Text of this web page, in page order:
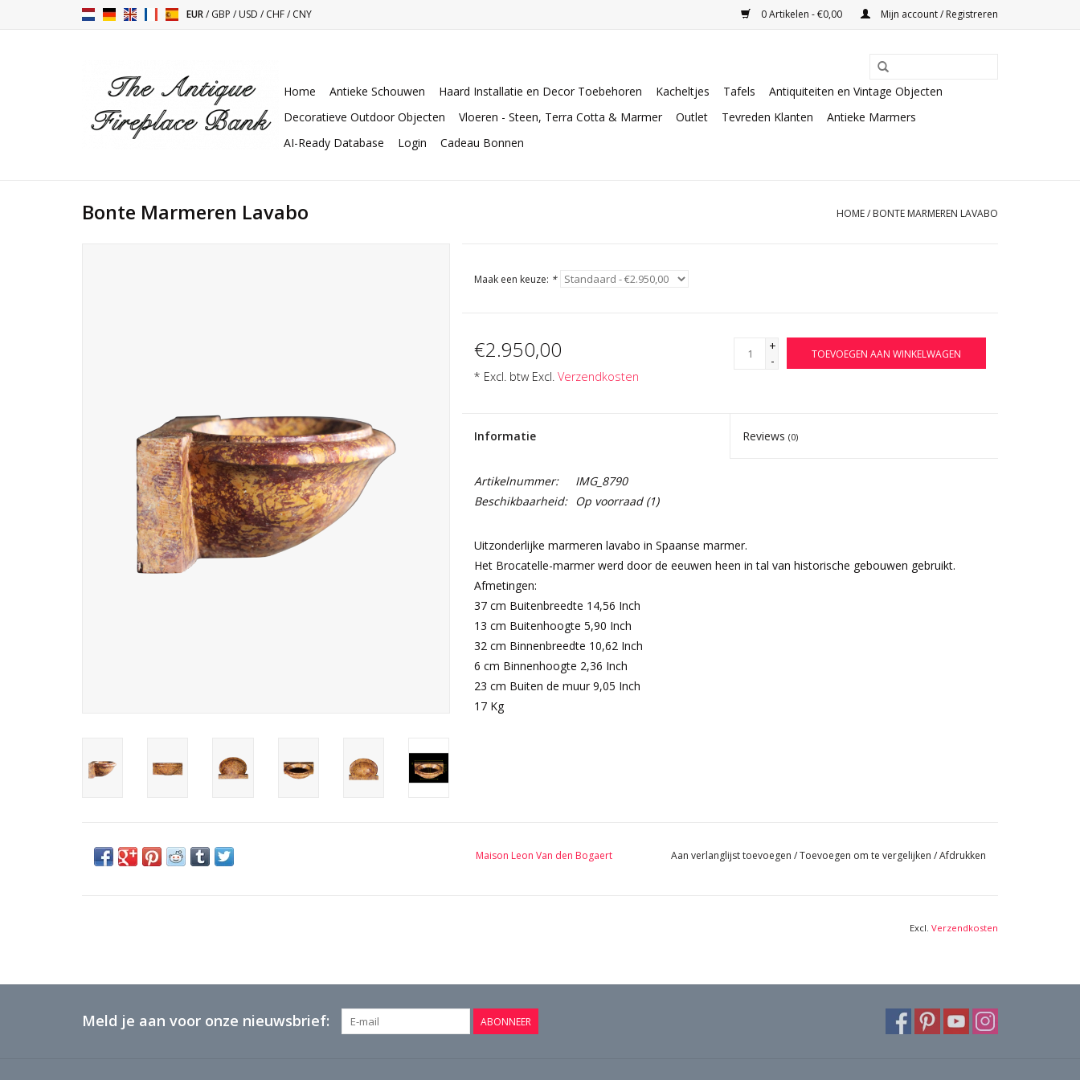
EUR/GBP /USD /CHF/CNY 0 Artikelen - €0,00 Mijn account / Registreren
Home Antieke Schouwen Haard Installatie en Decor Toebehoren Kacheltjes Tafels
Antiquiteiten en Vintage Objecten
Decoratieve Outdoor Objecten
Vloeren - Steen, Terra Cotta & Marmer Outlet Tevreden Klanten
Antieke Marmers
AI-Ready Database
Login Cadeau Bonnen
Bonte Marmeren Lavabo HOME/ BONTE MARMEREN LAVABO
Maak een keuze: *
€2.950,00
* Excl. btw Excl. Verzendkosten
+
-
TOEVOEGEN AAN WINKELWAGEN
Informatie Reviews(0)
Artikelnummer:
IMG_8790
Beschikbaarheid:
Op voorraad(1)
Uitzonderlijke marmeren lavabo in Spaanse marmer.
Het Brocatelle-marmer werd door de eeuwen heen in tal van historische gebouwen gebruikt.
Afmetingen:
37 cm Buitenbreedte 14,56 Inch
13 cm Buitenhoogte 5,90 Inch
32 cm Binnenbreedte 10,62 Inch
6 cm Binnenhoogte 2,36 Inch
23 cm Buiten de muur 9,05 Inch
17 Kg
Maison Leon Van den Bogaert Aan verlanglijst toevoegen /Toevoegen om te vergelijken /Afdrukken
Excl. Verzendkosten
Meld je aan voor onze nieuwsbrief: ABONNEER